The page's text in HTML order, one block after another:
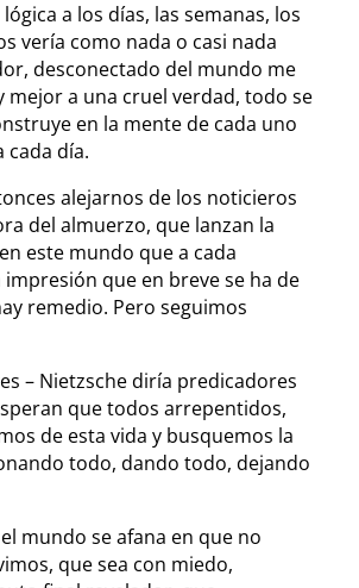
a los días, las semanas, los
vería como nada o casi nada
desconectado del mundo me
mejor a una cruel verdad, todo se
en la mente de cada uno
cada día.
alejarnos de los noticieros
del almuerzo, que lanzan la
este mundo que a cada
que en breve se ha de
remedio. Pero seguimos
– Nietzsche diría predicadores
que todos arrepentidos,
de esta vida y busquemos la
todo, dando todo, dejando
mundo se afana en que no
que sea con miedo,